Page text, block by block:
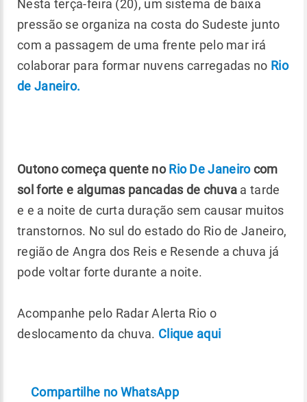
Nesta terça-feira (20), um sistema de baixa
pressão se organiza na costa do Sudeste junto
com a passagem de uma frente pelo mar irá
colaborar para formar nuvens carregadas no Rio
de Janeiro.
Outono começa quente noRio De Janeirocom
sol forte e algumas pancadas de chuva a tarde
e e a noite de curta duração sem causar muitos
transtornos. No sul do estado do Rio de Janeiro,
região de Angra dos Reis e Resende a chuva já
pode voltar forte durante a noite.
Acompanhe pelo Radar Alerta Rio o
deslocamento da chuva. Clique aqui
Compartilhe no WhatsApp